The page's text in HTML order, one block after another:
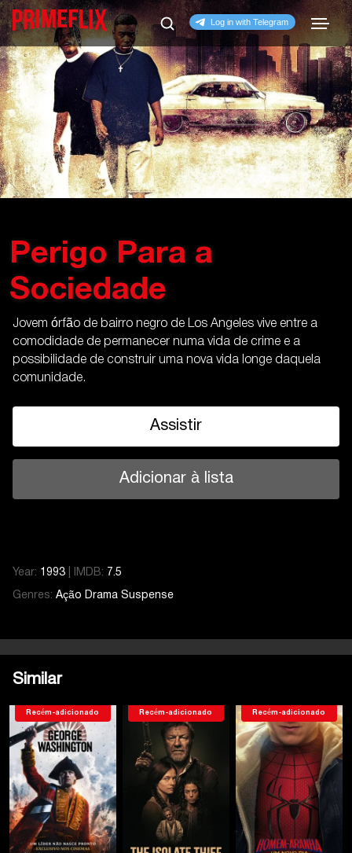
Perigo Para a
Sociedade
Jovem órfão de bairro negro de Los Angeles vive entre a
comodidade de permanecer numa vida de crime e a
possibilidade de construir uma nova vida longe daquela
comunidade.
Assistir
Adicionar à lista
Year: 1993 IMDB: 7.5
Genres: Ação Drama Suspense
Similar
Recém-adicionado Recém-adicionado Recém-adicionado